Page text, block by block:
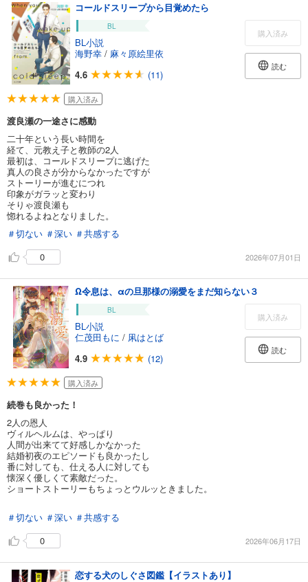
コールドスリープから目覚めたら
BL
BL小説
海野幸 / 麻々原絵里依
4.6
(11)
購入済み
読む
購入済み
渡良瀬の一途さに感動
二十年という長い時間を
経て、元教え子と教師の2人
最初は、コールドスリープに逃げた
真人の良さが分からなかったですが
ストーリーが進むにつれ
印象がガラッと変わり
そりゃ渡良瀬も
惚れるよねとなりました。
＃切ない ＃深い ＃共感する
0
2026年07月01日
Ω令息は、αの旦那様の溺愛をまだ知らない３
BL
BL小説
仁茂田もに / 凩はとば
4.9
(12)
購入済み
読む
購入済み
続巻も良かった！
2人の恩人
ヴィルヘルムは、やっぱり
人間が出来てて好感しかなかった
結婚初夜のエピソードも良かったし
番に対しても、仕える人に対しても
懐深く優しくて素敵だった。
ショートストーリーもちょっとウルッときました。
＃切ない ＃深い ＃共感する
0
2026年06月17日
恋する犬のしぐさ図鑑【イラストあり】